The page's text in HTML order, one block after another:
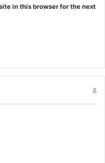
in this browser for the next